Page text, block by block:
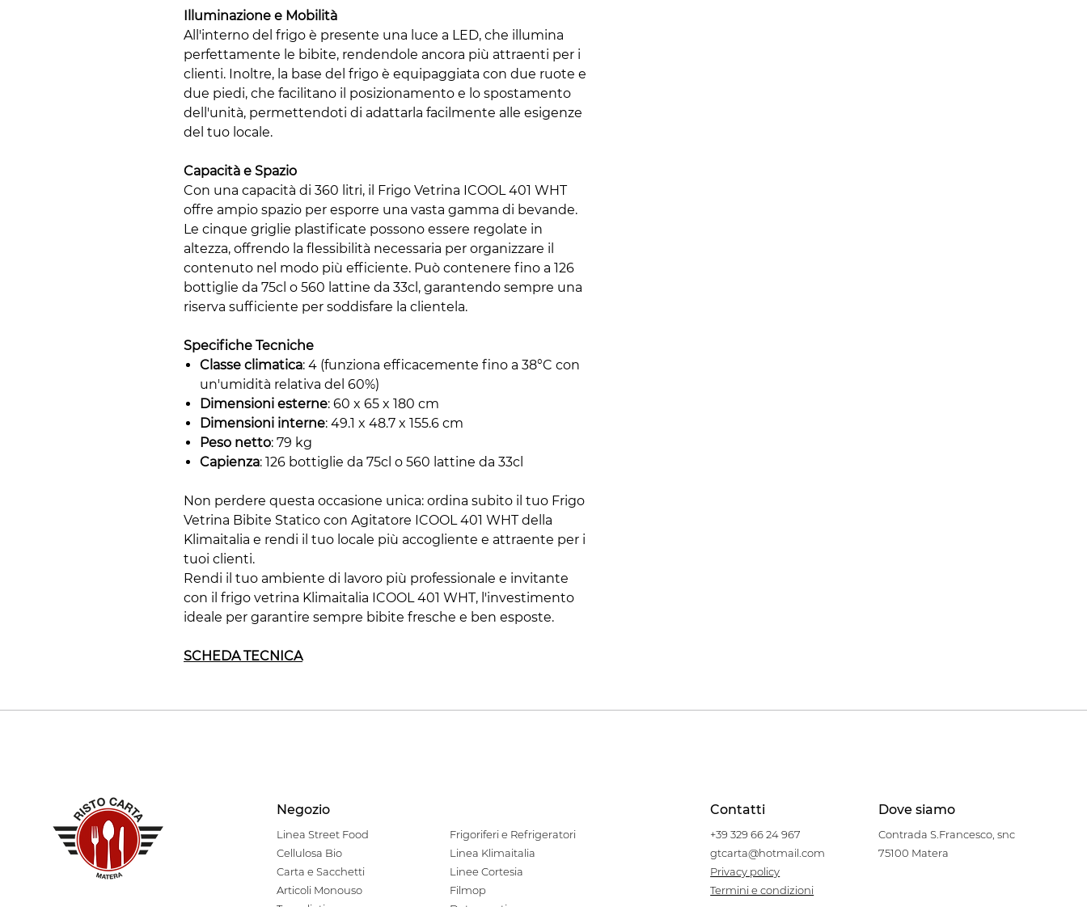
Illuminazione e Mobilità
All'interno del frigo è presente una luce a LED, che illumina
perfettamente le bibite, rendendole ancora più attraenti per i
clienti. Inoltre, la base del frigo è equipaggiata con due ruote e
due piedi, che facilitano il posizionamento e lo spostamento
dell'unità, permettendoti di adattarla facilmente alle esigenze
del tuo locale.
Capacità e Spazio
Con una capacità di 360 litri, il Frigo Vetrina ICOOL 401 WHT
offre ampio spazio per esporre una vasta gamma di bevande.
Le cinque griglie plastificate possono essere regolate in
altezza, offrendo la flessibilità necessaria per organizzare il
contenuto nel modo più efficiente. Può contenere fino a 126
bottiglie da 75cl o 560 lattine da 33cl, garantendo sempre una
riserva sufficiente per soddisfare la clientela.
Specifiche Tecniche
Classe climatica: 4 (funziona efficacemente fino a 38°C con
un'umidità relativa del 60%)
Dimensioni esterne: 60 x 65 x 180 cm
Dimensioni interne: 49.1 x 48.7 x 155.6 cm
Peso netto: 79 kg
Capienza: 126 bottiglie da 75cl o 560 lattine da 33cl
Non perdere questa occasione unica: ordina subito il tuo Frigo
Vetrina Bibite Statico con Agitatore ICOOL 401 WHT della
Klimaitalia e rendi il tuo locale più accogliente e attraente per i
tuoi clienti.
Rendi il tuo ambiente di lavoro più professionale e invitante
con il frigo vetrina Klimaitalia ICOOL 401 WHT, l'investimento
ideale per garantire sempre bibite fresche e ben esposte.
SCHEDA TECNICA
Negozio
Linea Street Food
Cellulosa Bio
Carta e Sacchetti
Articoli Monouso
Frigoriferi e Refrigeratori
Linea Klimaitalia
Linee Cortesia
Filmop
Contatti Dove siamo
+39 329 66 24 967
gtcarta@hotmail.com
Privacy policy
Termini e condizioni
Contrada S.Francesco, snc
75100 Matera